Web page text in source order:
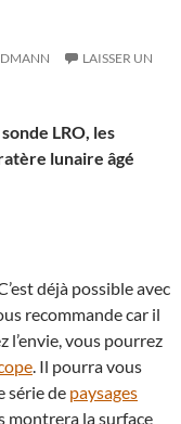
LAISSER UN
LRO, les
lunaire âgé
déjà possible avec
recommande car il
l’envie, vous pourrez
. Il pourra vous
série de paysages
montrera la surface